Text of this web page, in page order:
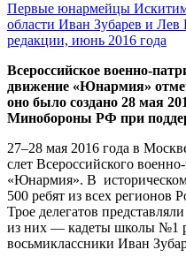
Первые юнармейцы
области Иван Зубарев и
редакции, июнь 2016 года
Всероссийское военно-
движение «Юнармия»
оно было создано 28 мая
Минобороны РФ при
27–28 мая 2016 года в
слет Всероссийского
«Юнармия». В
500 ребят из всех регионов
Трое делегатов
из них — кадеты школы №1
восьмиклассники Иван